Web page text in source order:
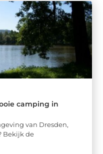
camping in
van Dresden,
Bekijk de